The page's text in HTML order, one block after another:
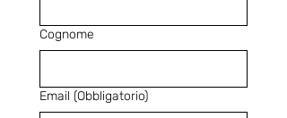
Cognome
Email (Obbligatorio)